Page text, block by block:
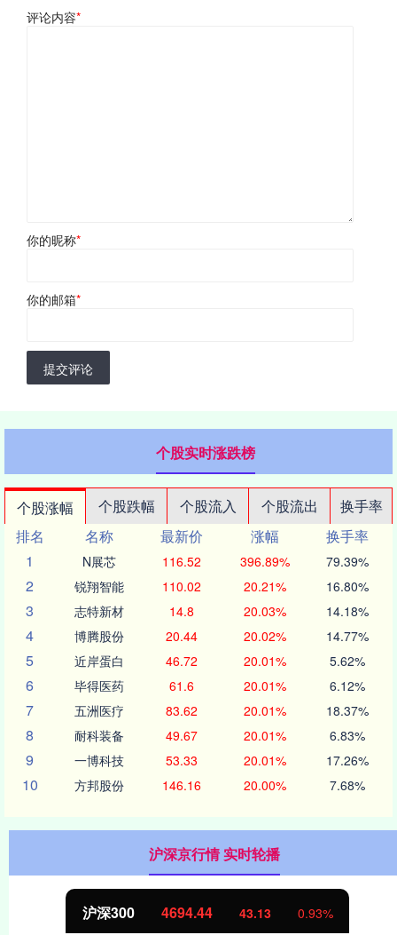
评论内容*
你的昵称*
你的邮箱*
提交评论
个股实时涨跌榜
个股涨幅 个股跌幅 个股流入 个股流出
换手率
排名
名称 最新价 涨幅
换手率
1
N展芯 116.52 396.89% 79.39%
2 锐翔智能 110.02 20.21% 16.80%
3 志特新材 14.8 20.03% 14.18%
4 博腾股份 20.44 20.02% 14.77%
5 近岸蛋白 46.72 20.01% 5.62%
6 毕得医药 61.6 20.01% 6.12%
7 五洲医疗 83.62 20.01% 18.37%
8 耐科装备 49.67 20.01% 6.83%
9 一博科技 53.33 20.01% 17.26%
10 方邦股份 146.16 20.00% 7.68%
沪深京行情 实时轮播
沪深300 4694.44 43.13 0.93%